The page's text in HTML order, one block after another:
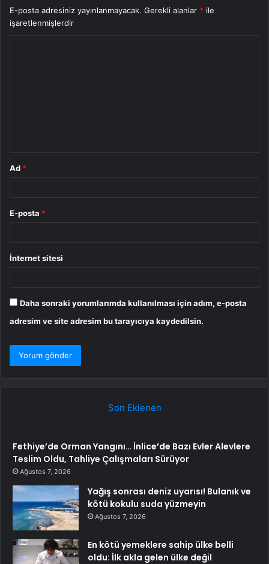
E-posta adresiniz yayınlanmayacak. Gerekli alanlar * ile
işaretlenmişlerdir
Ad *
E-posta *
İnternet sitesi
Daha sonraki yorumlarımda kullanılması için adım, e-posta
adresim ve site adresim bu tarayıcıya kaydedilsin.
Son Eklenen
Fethiye’de Orman Yangını… İnlice’de Bazı Evler Alevlere
Teslim Oldu, Tahliye Çalışmaları Sürüyor
Ağustos 7, 2026
Yağış sonrası deniz uyarısı! Bulanık ve
kötü kokulu suda yüzmeyin
Ağustos 7, 2026
En kötü yemeklere sahip ülke belli
oldu: İlk akla gelen ülke değil